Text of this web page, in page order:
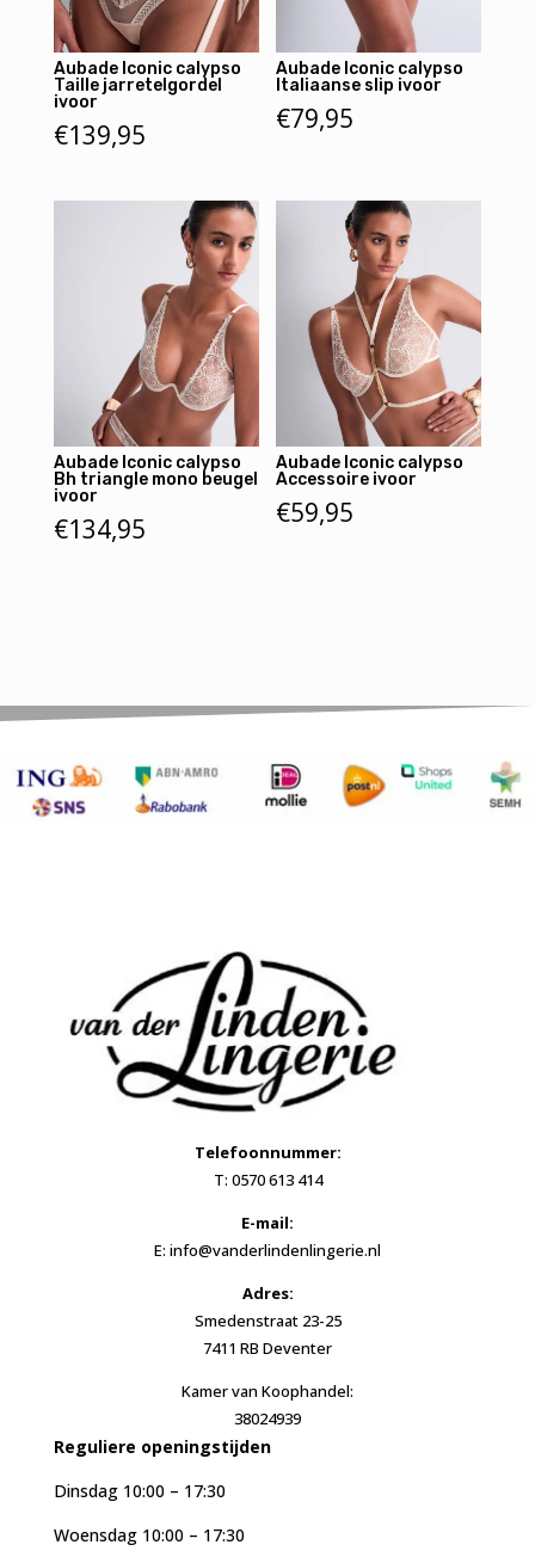
Aubade Iconic calypso
Taille jarretelgordel
ivoor
€139,95
Aubade Iconic calypso
Italiaanse slip ivoor
€79,95
Aubade Iconic calypso
Bh triangle mono beugel
ivoor
€134,95
Aubade Iconic calypso
Accessoire ivoor
€59,95
Telefoonnummer:
T: 0570 613 414
E-mail:
E: info@vanderlindenlingerie.nl
Adres:
Smedenstraat 23-25
7411 RB Deventer
Kamer van Koophandel:
38024939
Reguliere openingstijden
Dinsdag 10:00 – 17:30
Woensdag 10:00 – 17:30